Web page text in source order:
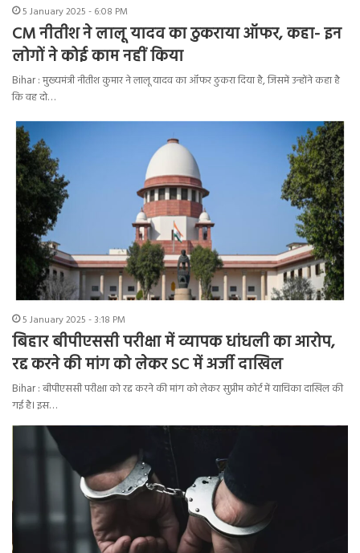
5 January 2025 - 6:08 PM
CM नीतीश ने लालू यादव का ठुकराया ऑफर, कहा- इन
लोगों ने कोई काम नहीं किया
Bihar : मुख्यमंत्री नीतीश कुमार ने लालू यादव का ऑफर ठुकरा दिया है, जिसमें उन्होंने कहा है
कि वह दो…
5 January 2025 - 3:18 PM
बिहार बीपीएससी परीक्षा में व्यापक धांधली का आरोप,
रद्द करने की मांग को लेकर SC में अर्जी दाखिल
Bihar : बीपीएससी परीक्षा को रद्द करने की मांग को लेकर सुप्रीम कोर्ट में याचिका दाखिल की
गई है। इस…